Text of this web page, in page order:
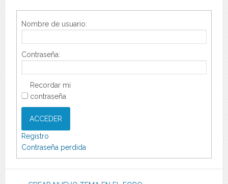
Nombre de usuario:
Contraseña:
Recordar mi
contraseña
ACCEDER
Registro
Contraseña perdida